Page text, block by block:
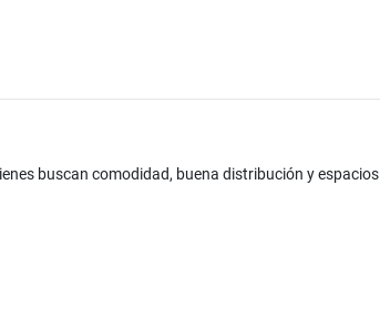
buscan comodidad, buena distribución y espacios